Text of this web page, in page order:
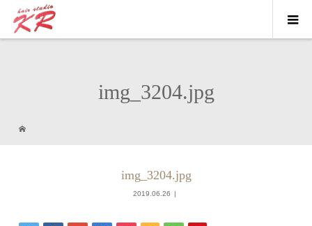
img_3204.jpg
img_3204.jpg
2019.06.26